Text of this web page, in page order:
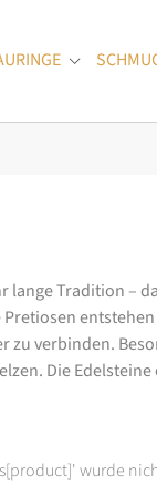
for Submenu
lange Tradition
zu verbinden.
Die
wurde